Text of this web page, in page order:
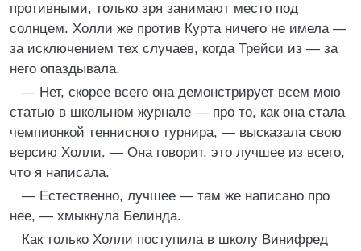
противными, только зря занимают место под
солнцем. Холли же против Курта ничего не имела —
за исключением тех случаев, когда Трейси из — за
него опаздывала.
— Нет, скорее всего она демонстрирует всем мою
статью в школьном журнале — про то, как она стала
чемпионкой теннисного турнира, — высказала свою
версию Холли. — Она говорит, это лучшее из всего,
что я написала.
— Естественно, лучшее — там же написано про
нее, — хмыкнула Белинда.
Как только Холли поступила в школу Винифред